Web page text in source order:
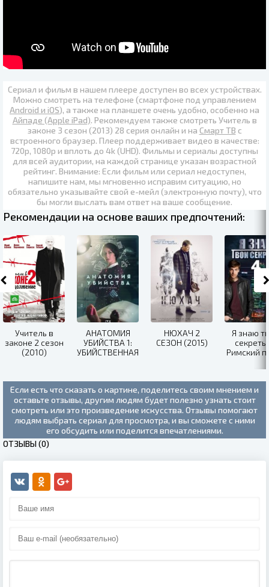
Сериал и фильм в нашем плеере доступен во всех устройствах.
Можно смотреть на телефоне (смартфоне под управлением
Android и iOS), а также на планшете очень удобно, особенно на
Айпаде (Apple iPad). Рекомендуем также смотреть Учитель в
законе 3 сезон (2013) 28 серия онлайн и на Смарт ТВ с
встроенного браузер. Плеер поддерживает видео в качестве:
720p, 1080p и вплоть до 4k (UHD). Фильмы и сериалы доступны
для всей аудитории, на каждой странице указан возрастной
рейтинг. Внимание: Если фильм или сериал недоступен,
напишите нам, мы мгновенно исправим ситуацию, но
обязательно указывайте свой е-мейл (электронную почту), что
бы могли выслать вам ответ на ваше сообщение.
Рекомендации на основе ваших предпочтений:
Учитель в
законе 2 сезон
(2010)
АНАТОМИЯ
УБИЙСТВА 1:
УБИЙСТВЕННАЯ
НЮХАЧ 2
СЕЗОН (2015)
Я знаю
Римский
Если есть что сказать о картине, поделитесь своим мнением и
оставьте отзывы, другим людям будет полезно узнать стоит
смотреть или это произведение искусства. Отзывы помогают
людям выбрать сериал для просмотра, и вы сможете с ними
его обсудить или поделится впечатлениями.
ОТЗЫВЫ (0)